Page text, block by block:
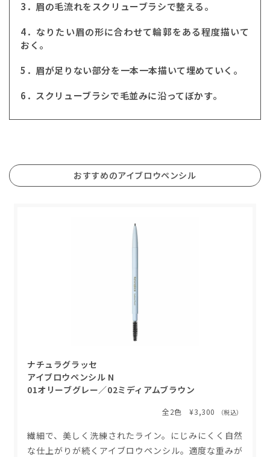
3．眉の毛流れをスクリューブラシで整える。
4．なりたい眉の形に合わせて輪郭をある程度描いて
おく。
5．眉が足りない部分を一本一本描いて埋めていく。
6．スクリューブラシで毛並みに沿ってぼかす。
おすすめのアイブロウペンシル
ナチュラグラッセ
アイブロウペンシル N
01オリーブグレー／02ミディアムブラウン
全2色 ¥3,300 （税込）
繊細で、美しく洗練されたライン。にじみにくく自然
な仕上がりが続くアイブロウペンシル。適度な重みが